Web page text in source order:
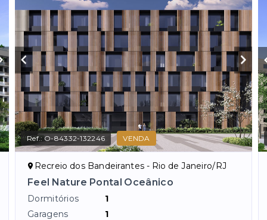
Ref.:O-84332-132246 VENDA
Recreio dos Bandeirantes - Rio de Janeiro/RJ
Feel Nature Pontal Oceânico
Dormitórios
1
Garagens
1